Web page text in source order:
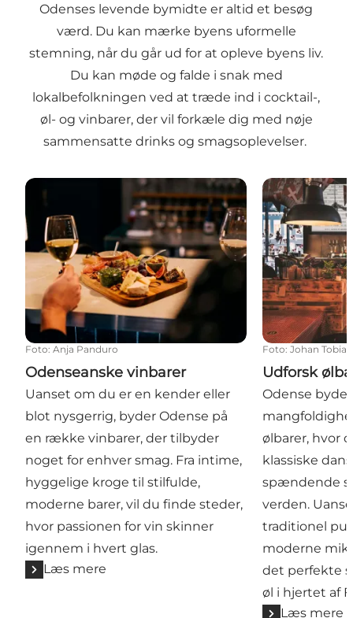
Odenses levende bymidte er altid et besøg
værd. Du kan mærke byens uformelle
stemning, når du går ud for at opleve byens liv.
Du kan møde og falde i snak med
lokalbefolkningen ved at træde ind i cocktail-,
øl- og vinbarer, der vil forkæle dig med nøje
sammensatte drinks og smagsoplevelser.
Odenseanske vinbarer
Foto: Anja Panduro
Odenseanske vinbarer
Uanset om du er en kender eller
blot nysgerrig, byder Odense på
en række vinbarer, der tilbyder
noget for enhver smag. Fra intime,
hyggelige kroge til stilfulde,
moderne barer, vil du finde steder,
hvor passionen for vin skinner
igennem i hvert glas.
Læs mere
Udforsk
Foto: Johan
Udforsk
Odense
ølbarer, hvor
klassiske
spændende
verden.
traditionel
moderne
det perfekte
øl i hjertet af
Læs mere